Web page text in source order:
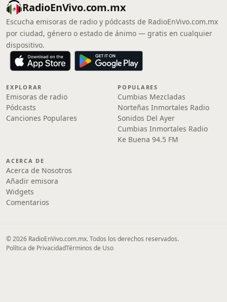
RadioEnVivo.com.mx
Escucha emisoras de radio y pódcasts de RadioEnVivo.com.mx
por ciudad, género o estado de ánimo — gratis en cualquier
dispositivo.
EXPLORAR
Emisoras de radio
Pódcasts
Canciones Populares
POPULARES
Cumbias Mezcladas
Norteñas Inmortales Radio
Sonidos Del Ayer
Cumbias Inmortales Radio
Ke Buena 94.5 FM
ACERCA DE
Acerca de Nosotros
Añadir emisora
Widgets
Comentarios
© 2026 RadioEnVivo.com.mx. Todos los derechos reservados.
Política de PrivacidadTérminos de Uso